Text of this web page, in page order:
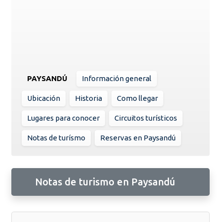
PAYSANDÚ Información general
Ubicación Historia Como llegar
Lugares para conocer Circuitos turísticos
Notas de turísmo Reservas en Paysandú
Notas de turismo en Paysandú